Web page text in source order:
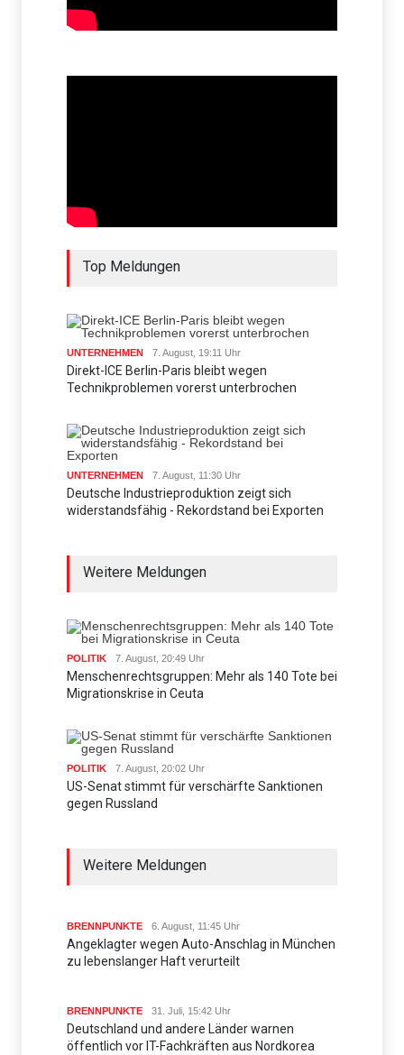
Top Meldungen
UNTERNEHMEN 7. August, 19:11 Uhr
Direkt-ICE Berlin-Paris bleibt wegen
Technikproblemen vorerst unterbrochen
UNTERNEHMEN 7. August, 11:30 Uhr
Deutsche Industrieproduktion zeigt sich
widerstandsfähig - Rekordstand bei Exporten
Weitere Meldungen
POLITIK 7. August, 20:49 Uhr
Menschenrechtsgruppen: Mehr als 140 Tote bei
Migrationskrise in Ceuta
POLITIK 7. August, 20:02 Uhr
US-Senat stimmt für verschärfte Sanktionen
gegen Russland
Weitere Meldungen
BRENNPUNKTE 6. August, 11:45 Uhr
Angeklagter wegen Auto-Anschlag in München
zu lebenslanger Haft verurteilt
BRENNPUNKTE 31. Juli, 15:42 Uhr
Deutschland und andere Länder warnen
öffentlich vor IT-Fachkräften aus Nordkorea